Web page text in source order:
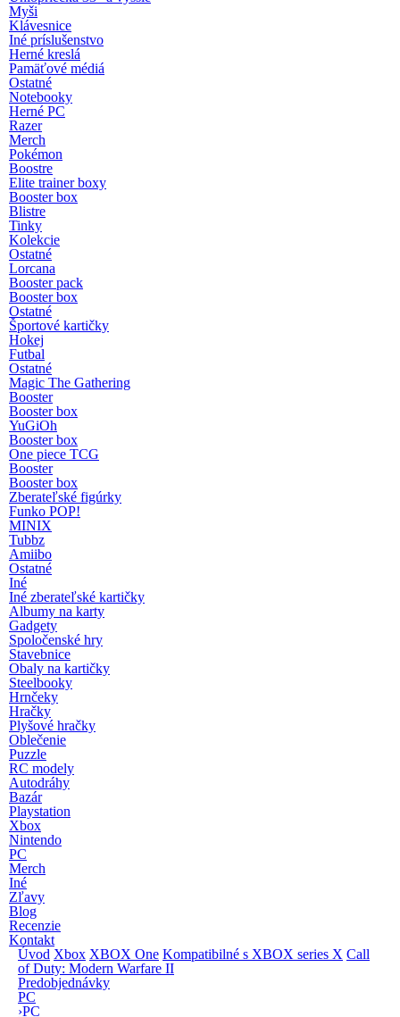
Myši
Klávesnice
Iné príslušenstvo
Herné kreslá
Pamäťové médiá
Ostatné
Notebooky
Herné PC
Razer
Merch
Pokémon
Boostre
Elite trainer boxy
Booster box
Blistre
Tinky
Kolekcie
Ostatné
Lorcana
Booster pack
Booster box
Ostatné
Športové kartičky
Hokej
Futbal
Ostatné
Magic The Gathering
Booster
Booster box
YuGiOh
Booster box
One piece TCG
Booster
Booster box
Zberateľské figúrky
Funko POP!
MINIX
Tubbz
Amiibo
Ostatné
Iné
Iné zberateľské kartičky
Albumy na karty
Gadgety
Spoločenské hry
Stavebnice
Obaly na kartičky
Steelbooky
Hrnčeky
Hračky
Plyšové hračky
Oblečenie
Puzzle
RC modely
Autodráhy
Bazár
Playstation
Xbox
Nintendo
PC
Merch
Iné
Zľavy
Blog
Recenzie
Kontakt
Úvod Xbox XBOX One Kompatibilné s XBOX series X Call
of Duty: Modern Warfare II
Predobjednávky
PC
›PC